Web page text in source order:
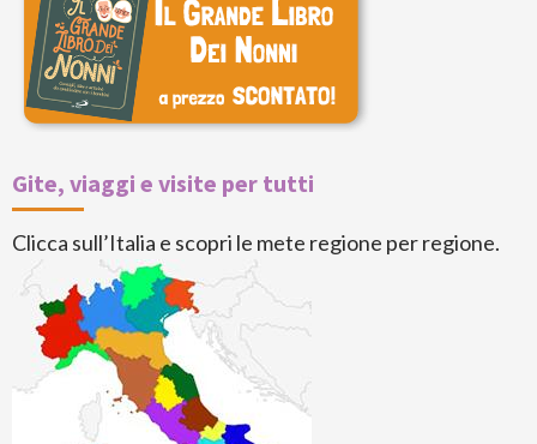
Gite, viaggi e visite per tutti
Clicca sull’Italia e scopri le mete regione per regione.